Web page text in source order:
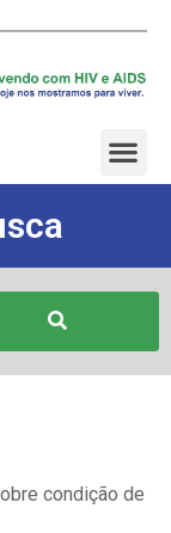
condição de